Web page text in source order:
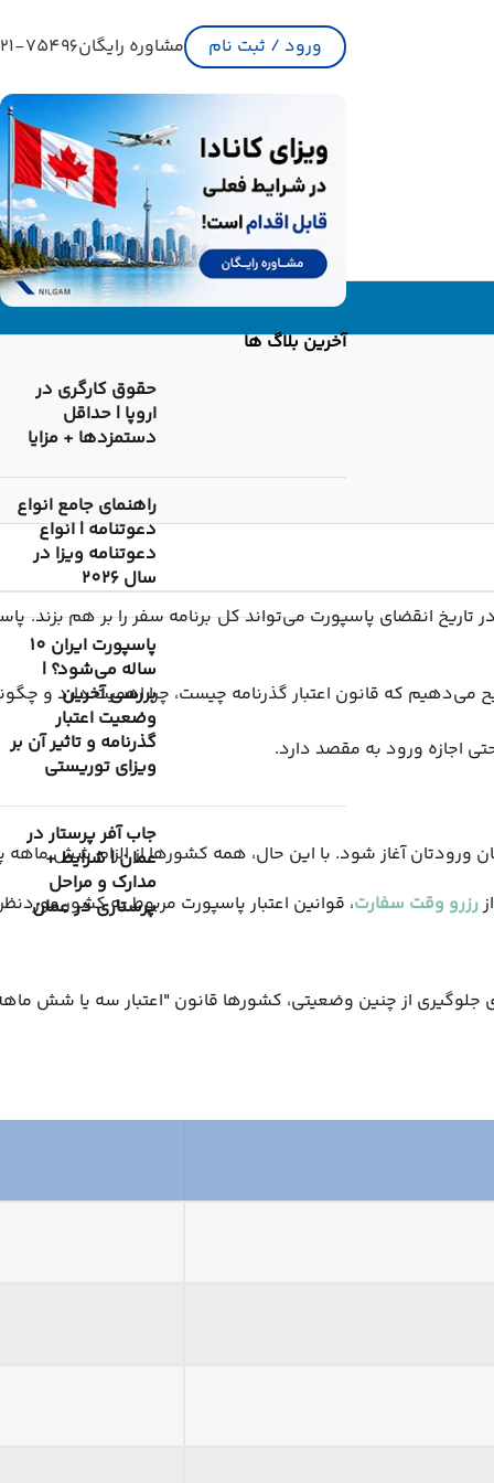
ورود / ثبت نام مشاوره رایگان75496
تاریخ انقضای پاسپورت می‌تواند کل برنامه سفر را بر هم
اجازه ورود به مقصد دارد.
آغاز شود. با این حال، همه کشورها از الزام شش ماهه
رزرو وقت سفارت، قوانین اعتبار پاسپورت مربوط به کشور
از چنین وضعیتی، کشورها قانون "اعتبار سه یا شش
آخرین بلاگ ها
حقوق کارگری در
اروپا | حداقل
دستمزدها + مزایا
راهنمای جامع انواع
دعوتنامه | انواع
دعوتنامه ویزا در
سال 2026
پاسپورت ایران 10
ساله می‌شود؟ |
بررسی آخرین
وضعیت اعتبار
گذرنامه و تاثیر آن بر
ویزای توریستی
جاب آفر پرستار در
عمان | شرایط +
مدارک و مراحل
پرستاری در عمان